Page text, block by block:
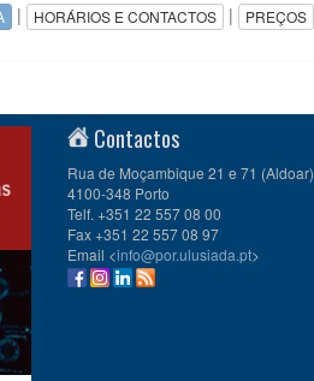
| HORÁRIOS E CONTACTOS | PREÇOS
Contactos
Rua de Moçambique 21 e 71 (Aldoar)
4100-348 Porto
Telf. +351 22 557 08 00
Fax +351 22 557 08 97
Email <info@por.ulusiada.pt>